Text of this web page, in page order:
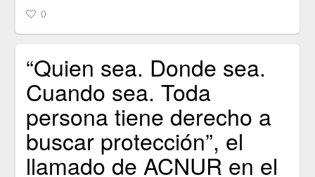
0
“Quien sea. Donde sea.
Cuando sea. Toda
persona tiene derecho a
buscar protección”, el
llamado de ACNUR en el